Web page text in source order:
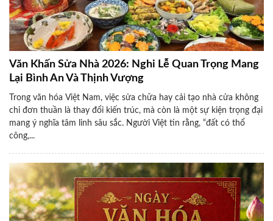
Văn Khấn Sửa Nhà 2026: Nghi Lễ Quan Trọng Mang
Lại Bình An Và Thịnh Vượng
Trong văn hóa Việt Nam, việc sửa chữa hay cải tạo nhà cửa không
chỉ đơn thuần là thay đổi kiến trúc, mà còn là một sự kiện trọng đại
mang ý nghĩa tâm linh sâu sắc. Người Việt tin rằng, “đất có thổ
công,...